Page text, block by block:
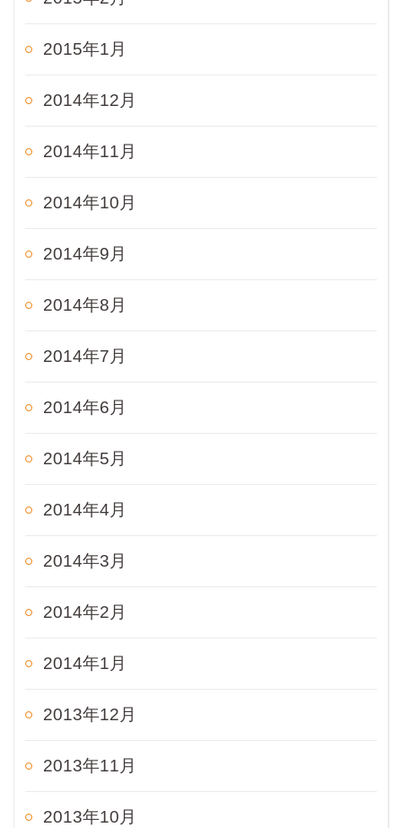
2015年1月
2014年12月
2014年11月
2014年10月
2014年9月
2014年8月
2014年7月
2014年6月
2014年5月
2014年4月
2014年3月
2014年2月
2014年1月
2013年12月
2013年11月
2013年10月